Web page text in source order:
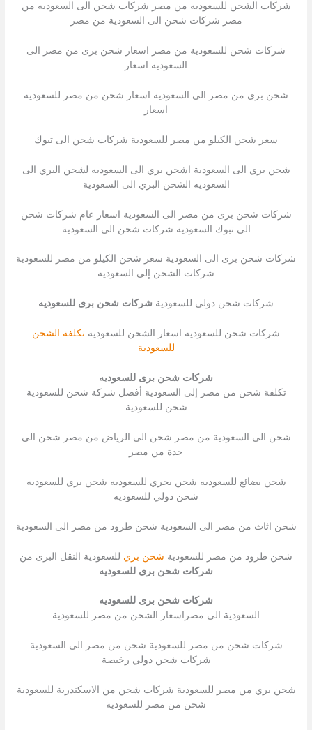
شركات الشحن للسعوديه من مصر شركات شحن الى السعوديه من
مصر شركات شحن الى السعودية من مصر
شركات شحن للسعودية من مصر اسعار شحن برى من مصر الى
السعوديه اسعار
شحن برى من مصر الى السعودية اسعار شحن من مصر للسعوديه
اسعار
سعر شحن الكيلو من مصر للسعودية شركات شحن الى تبوك
شحن بري الى السعودية اشحن بري الى السعوديه لشحن البري الى
السعوديه الشحن البري الى السعودية
شركات شحن برى من مصر الى السعودية اسعار عام شركات شحن
الى تبوك السعودية شركات شحن الى السعودية
شركات شحن برى الى السعودية سعر شحن الكيلو من مصر للسعودية
شركات الشحن إلى السعوديه
شركات شحن دولي للسعودية شركات شحن برى للسعوديه
شركات شحن للسعوديه اسعار الشحن للسعودية تكلفة الشحن
للسعودية
شركات شحن برى للسعوديه
تكلفة شحن من مصر إلى السعودية أفضل شركة شحن للسعودية
شحن للسعودية
شحن الى السعودية من مصر شحن الى الرياض من مصر شحن الى
جدة من مصر
شحن بضائع للسعوديه شحن بحري للسعوديه شحن بري للسعوديه
شحن دولي للسعوديه
شحن اثاث من مصر الى السعودية شحن طرود من مصر الى السعودية
شحن طرود من مصر للسعودية شحن بري للسعودية النقل البرى من
شركات شحن برى للسعوديه
شركات شحن برى للسعوديه
السعودية الى مصراسعار الشحن من مصر للسعودية
شركات شحن من مصر للسعودية شحن من مصر الى السعودية
شركات شحن دولي رخيصة
شحن بري من مصر للسعودية شركات شحن من الاسكندرية للسعودية
شحن من مصر للسعودية